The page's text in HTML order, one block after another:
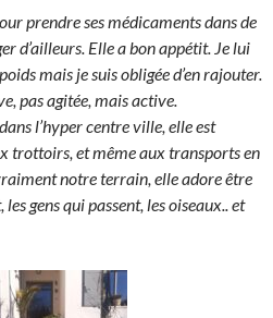
prendre ses médicaments dans de
d’ailleurs. Elle a bon appétit. Je lui
mais je suis obligée d’en rajouter.
pas agitée, mais active.
l’hyper centre ville, elle est
trottoirs, et même aux transports en
notre terrain, elle adore être
gens qui passent, les oiseaux.. et